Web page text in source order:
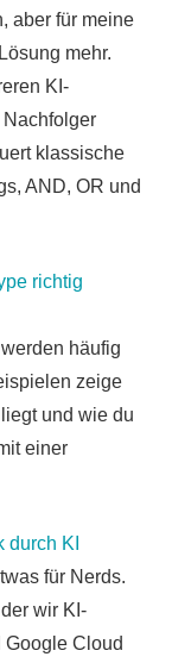
aber für meine
mehr.
KI-
klassische
AND, OR und
richtig
häufig
zeige
und wie du
einer
durch KI
für Nerds.
wir KI-
Cloud